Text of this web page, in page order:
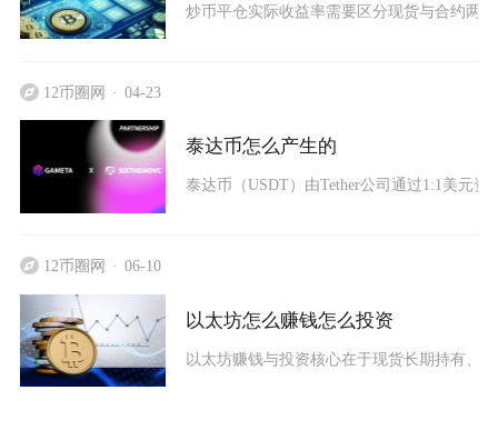
炒币平仓实际收益率需要区分现货与合约两
12币圈网 04-23
泰达币怎么产生的
泰达币（USDT）由Tether公司通过1:1美元
12币圈网 06-10
以太坊怎么赚钱怎么投资
以太坊赚钱与投资核心在于现货长期持有、